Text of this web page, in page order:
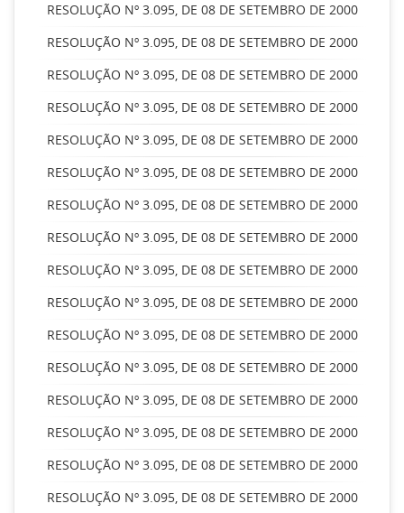
RESOLUÇÃO Nº 3.095, DE 08 DE SETEMBRO DE 2000
RESOLUÇÃO Nº 3.095, DE 08 DE SETEMBRO DE 2000
RESOLUÇÃO Nº 3.095, DE 08 DE SETEMBRO DE 2000
RESOLUÇÃO Nº 3.095, DE 08 DE SETEMBRO DE 2000
RESOLUÇÃO Nº 3.095, DE 08 DE SETEMBRO DE 2000
RESOLUÇÃO Nº 3.095, DE 08 DE SETEMBRO DE 2000
RESOLUÇÃO Nº 3.095, DE 08 DE SETEMBRO DE 2000
RESOLUÇÃO Nº 3.095, DE 08 DE SETEMBRO DE 2000
RESOLUÇÃO Nº 3.095, DE 08 DE SETEMBRO DE 2000
RESOLUÇÃO Nº 3.095, DE 08 DE SETEMBRO DE 2000
RESOLUÇÃO Nº 3.095, DE 08 DE SETEMBRO DE 2000
RESOLUÇÃO Nº 3.095, DE 08 DE SETEMBRO DE 2000
RESOLUÇÃO Nº 3.095, DE 08 DE SETEMBRO DE 2000
RESOLUÇÃO Nº 3.095, DE 08 DE SETEMBRO DE 2000
RESOLUÇÃO Nº 3.095, DE 08 DE SETEMBRO DE 2000
RESOLUÇÃO Nº 3.095, DE 08 DE SETEMBRO DE 2000